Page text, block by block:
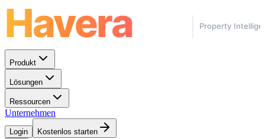
Produkt
Lösungen
Ressourcen
Unternehmen
Login Kostenlos starten